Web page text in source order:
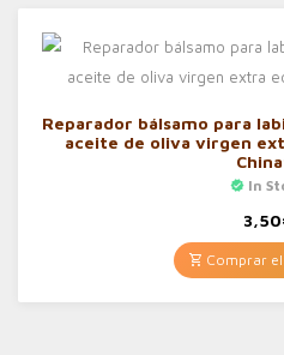
Reparador bálsamo para
aceite de oliva virgen
In
3,50
Comprar